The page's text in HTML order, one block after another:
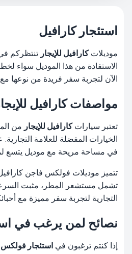
استئجار كارافيل
موديلاتكارافيل للإيجار
الآن لتجربة سفر فريدة من نوعها
مواصفات كارافيل
تعتبر سياراتكارافيل للإيجار من
في مساحة مريحة مع موديل يتسع لما
تشمل مستشعر المطر، مثبت
التجارية لتجربة سفر مميزة مع
نصائح لمن يرغب في
إذا كنتم ترغبون في استئجار